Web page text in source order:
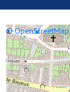
+−
©OpenStreetMap